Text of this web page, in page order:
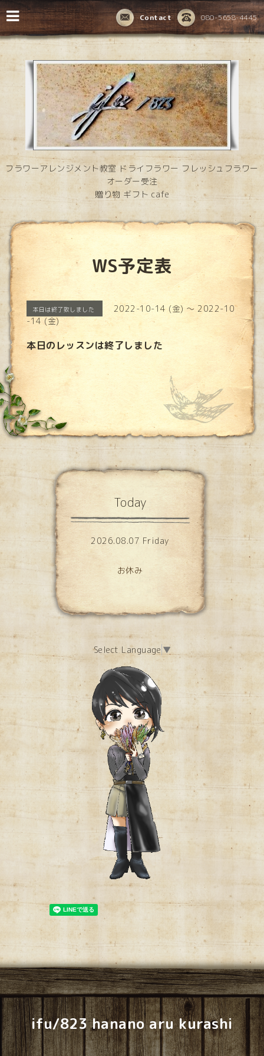
080-5658-4445
Contact
フラワーアレンジメント教室 ドライフラワー フレッシュフラワー
オーダー受注
贈り物 ギフト cafe
WS予定表
本日は終了致しました
2022-10-14 (金) ～ 2022-10
-14 (金)
本日のレッスンは終了しました
Today
2026.08.07 Friday
お休み
Select Language ▼
ifu/823 hanano aru kurashi